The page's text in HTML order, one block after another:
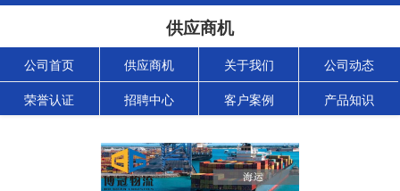
供应商机
公司首页 供应商机 关于我们 公司动态
荣誉认证 招聘中心 客户案例 产品知识